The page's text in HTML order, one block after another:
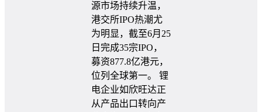
源市场持续升温，
港交所IPO热潮尤
为明显，截至6月25
日完成35宗IPO，
募资877.8亿港元，
位列全球第一。 锂
电企业如欣旺达正
从产品出口转向产